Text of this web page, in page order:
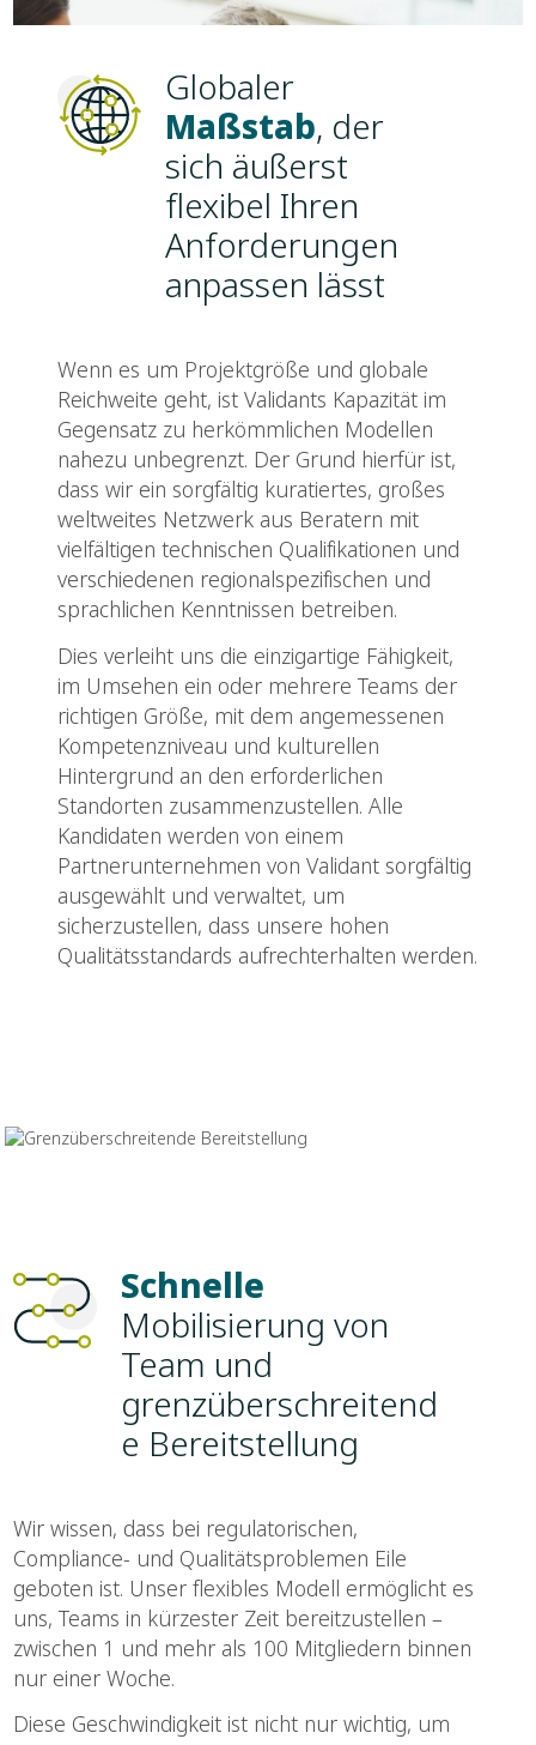
Globaler
Maßstab, der
sich äußerst
flexibel Ihren
Anforderungen
anpassen lässt
Wenn es um Projektgröße und globale
Reichweite geht, ist Validants Kapazität im
Gegensatz zu herkömmlichen Modellen
nahezu unbegrenzt. Der Grund hierfür ist,
dass wir ein sorgfältig kuratiertes, großes
weltweites Netzwerk aus Beratern mit
vielfältigen technischen Qualifikationen und
verschiedenen regionalspezifischen und
sprachlichen Kenntnissen betreiben.
Dies verleiht uns die einzigartige Fähigkeit,
im Umsehen ein oder mehrere Teams der
richtigen Größe, mit dem angemessenen
Kompetenzniveau und kulturellen
Hintergrund an den erforderlichen
Standorten zusammenzustellen. Alle
Kandidaten werden von einem
Partnerunternehmen von Validant sorgfältig
ausgewählt und verwaltet, um
sicherzustellen, dass unsere hohen
Qualitätsstandards aufrechterhalten werden.
Schnelle
Mobilisierung von
Team und
grenzüberschreitend
e Bereitstellung
Wir wissen, dass bei regulatorischen,
Compliance- und Qualitätsproblemen Eile
geboten ist. Unser flexibles Modell ermöglicht es
uns, Teams in kürzester Zeit bereitzustellen –
zwischen 1 und mehr als 100 Mitgliedern binnen
nur einer Woche.
Diese Geschwindigkeit ist nicht nur wichtig, um